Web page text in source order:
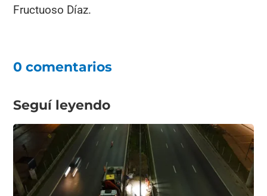
Fructuoso Díaz.
0 comentarios
Seguí leyendo